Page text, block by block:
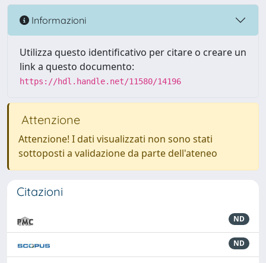
Informazioni
Utilizza questo identificativo per citare o creare un
link a questo documento:
https://hdl.handle.net/11580/14196
Attenzione
Attenzione! I dati visualizzati non sono stati
sottoposti a validazione da parte dell'ateneo
Citazioni
ND
ND